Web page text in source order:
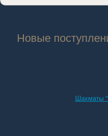
Новые
Шахматы